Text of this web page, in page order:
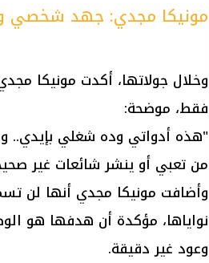
مونيكا مجدي: جهد شخصي
وخلال جولاتها، أكدت مونيكا
فقط، موضحة:
"هذه أدواتي وده شغلي بإيدي..
من تعبي أو ينشر شائعات غير
وأضافت مونيكا مجدي أنها لن
نواياها، مؤكدة أن هدفها هو
وعود غير دقيقة.